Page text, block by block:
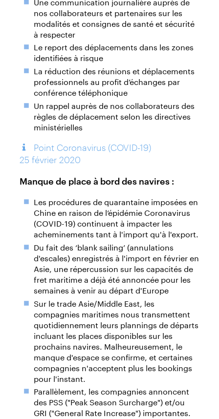
nos collaborateurs et partenaires sur les
modalités et consignes de santé et sécurité
à respecter
Le report des déplacements dans les zones
identifiées à risque
La réduction des réunions et déplacements
professionnels au profit d’échanges par
conférence téléphonique
Un rappel auprès de nos collaborateurs des
règles de déplacement selon les directives
ministérielles
Point Coronavirus (COVID-19)
25 février 2020
Manque de place à bord des navires :
Les procédures de quarantaine imposées en
Chine en raison de l’épidémie Coronavirus
(COVID-19) continuent à impacter les
acheminements tant à l'import qu'à l'export.
Du fait des ‘blank sailing’ (annulations
d'escales) enregistrés à l'import en février en
Asie, une répercussion sur les capacités de
fret maritime a déjà été annoncée pour les
semaines à venir au départ d'Europe
Sur le trade Asie/Middle East, les
compagnies maritimes nous transmettent
quotidiennement leurs plannings de départs
incluant les places disponibles sur les
prochains navires. Malheureusement, le
manque d'espace se confirme, et certaines
compagnies n'acceptent plus les bookings
pour l'instant.
Parallèlement, les compagnies annoncent
des PSS ("Peak Season Surcharge") et/ou
GRI ("General Rate Increase") importantes.